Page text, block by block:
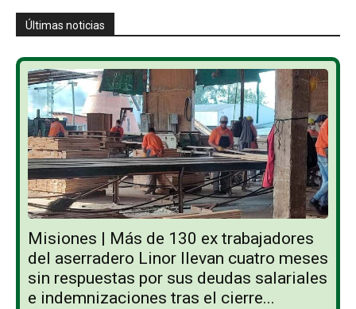
Últimas noticias
Misiones | Más de 130 ex trabajadores
del aserradero Linor llevan cuatro meses
sin respuestas por sus deudas salariales
e indemnizaciones tras el cierre...